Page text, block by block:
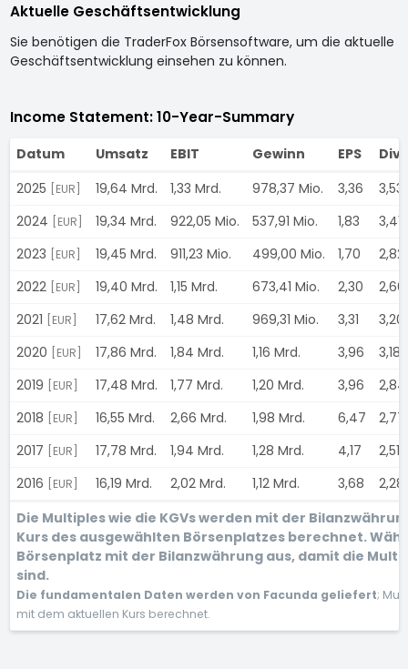
Aktuelle Geschäftsentwicklung
Sie benötigen die TraderFox Börsensoftware, um die aktuelle
Geschäftsentwicklung einsehen zu können.
Income Statement: 10-Year-Summary
Datum Umsatz EBIT Gewinn EPS
2025
[EUR] 19,64 Mrd. 1,33 Mrd. 978,37 Mio. 3,36
2024
[EUR] 19,34 Mrd. 922,05 Mio. 537,91 Mio. 1,83
2023
[EUR] 19,45 Mrd. 911,23 Mio. 499,00 Mio. 1,70
2022
[EUR] 19,40 Mrd. 1,15 Mrd. 673,41 Mio. 2,30
2021
[EUR] 17,62 Mrd. 1,48 Mrd. 969,31 Mio. 3,31
2020
[EUR] 17,86 Mrd. 1,84 Mrd. 1,16 Mrd. 3,96
2019
[EUR] 17,48 Mrd. 1,77 Mrd. 1,20 Mrd. 3,96
2018
[EUR] 16,55 Mrd. 2,66 Mrd. 1,98 Mrd. 6,47
2017
[EUR] 17,78 Mrd. 1,94 Mrd. 1,28 Mrd. 4,17
2016
[EUR] 16,19 Mrd. 2,02 Mrd. 1,12 Mrd. 3,68
Die Multiples wie die KGVs werden mit der
Kurs des ausgewählten Börsenplatzes berechnet.
Börsenplatz mit der Bilanzwährung aus, damit die
sind.
Die fundamentalen Daten werden von Facunda geliefert;
mit dem aktuellen Kurs berechnet.